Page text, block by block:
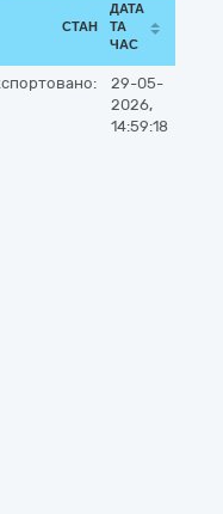
СТАН
ДАТА
ТА
ЧАС
29-05-
2026,
14:59:18